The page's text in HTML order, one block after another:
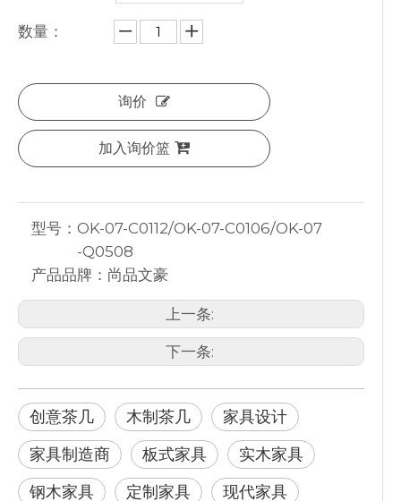
数量：
询价
加入询价篮
型号： OK-07-C0112/OK-07-C0106/OK-07
-Q0508
产品品牌： 尚品文豪
上一条:
下一条:
创意茶几 木制茶几
家具设计
家具制造商
板式家具
实木家具
钢木家具
定制家具
现代家具